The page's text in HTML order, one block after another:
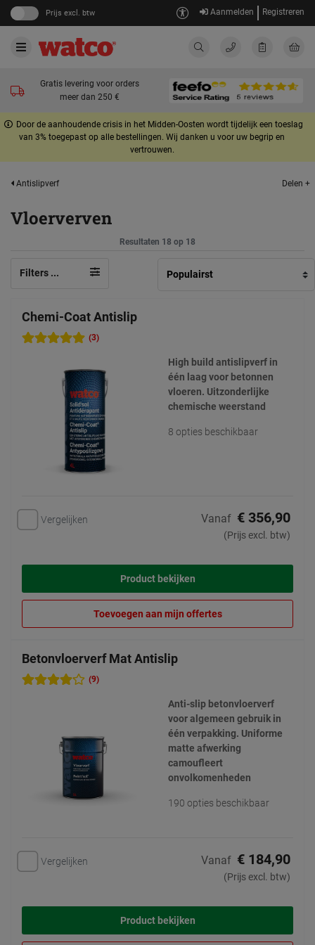
Prijs excl. btw Aanmelden Registreren
Gratis levering voor orders
meer dan 250 €
Door de aanhoudende crisis in het Midden-Oosten wordt tijdelijk een toeslag
van 3% toegepast op alle bestellingen. Wij danken u voor uw begrip en
vertrouwen.
Antislipverf Delen +
Vloerverven
Resultaten 18 op 18
Filters ...
Chemi-Coat Antislip
(3)
High build antislipverf in
één laag voor betonnen
vloeren. Uitzonderlijke
chemische weerstand
8 opties beschikbaar
Vergelijken Vanaf € 356,90
(Prijs excl. btw)
Product bekijken
Toevoegen aan mijn offertes
Betonvloerverf Mat Antislip
(9)
Anti-slip betonvloerverf
voor algemeen gebruik in
één verpakking. Uniforme
matte afwerking
camoufleert
onvolkomenheden
190 opties beschikbaar
Vergelijken Vanaf € 184,90
(Prijs excl. btw)
Product bekijken